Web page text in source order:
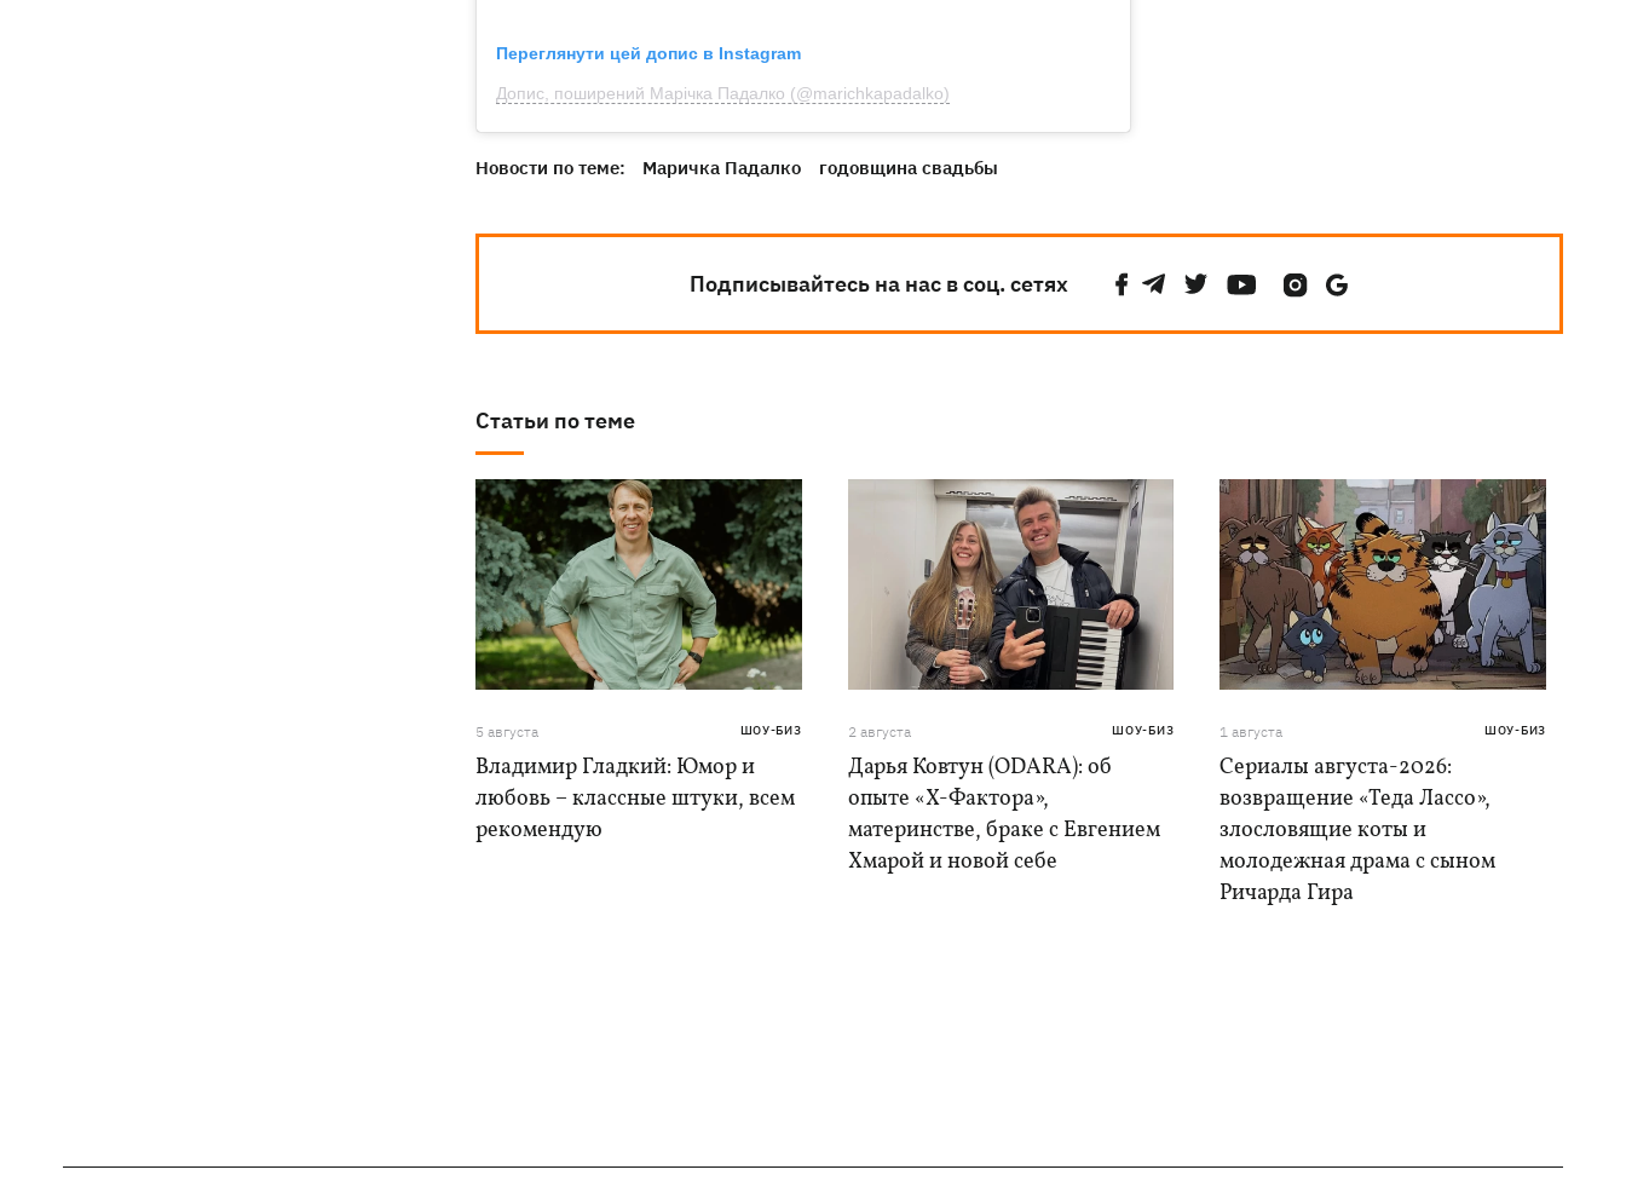
Переглянути цей допис в Instagram
Допис, поширений Марічка Падалко (@marichkapadalko)
Новости по теме: Маричка Падалко годовщина свадьбы
Подписывайтесь на нас в соц. сетях
Статьи по теме
5 августа ШОУ-БИЗ
Владимир Гладкий: Юмор и
любовь – классные штуки, всем
рекомендую
2 августа ШОУ-БИЗ
Дарья Ковтун (ODARA): об
опыте «Х-Фактора»,
материнстве, браке с Евгением
Хмарой и новой себе
1 августа ШОУ-БИЗ
Сериалы августа-2026:
возвращение «Теда Лассо»,
злословящие коты и
молодежная драма с сыном
Ричарда Гира